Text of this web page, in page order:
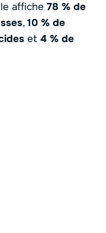
affiche 78 % de
,10 % de
et 4 % de